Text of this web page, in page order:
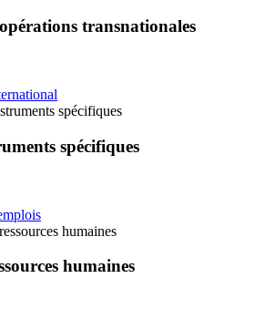
transnationales
spécifiques
spécifiques
humaines
humaines